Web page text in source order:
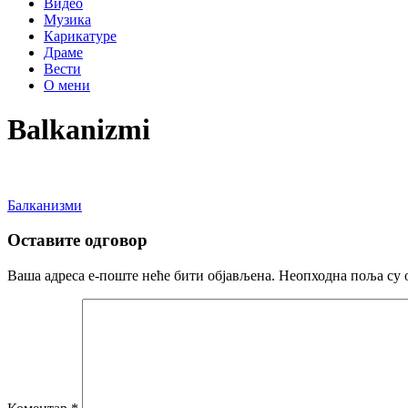
Музика
Карикатуре
Драме
Вести
О мени
Balkanizmi
Кретање
чланка
Балканизми
Оставите одговор
Ваша адреса е-поште неће бити објављена. Неопходна поља су